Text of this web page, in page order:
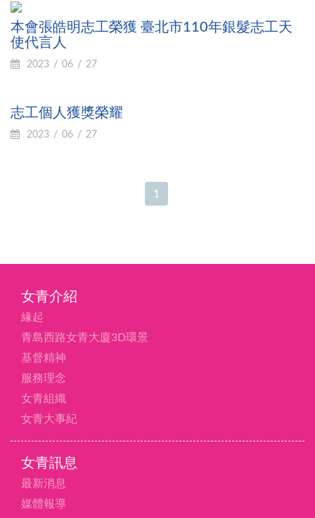
本會張皓明志工榮獲 臺北市110年銀髮志工天
使代言人
2023 06 27
志工個人獲獎榮耀
2023 06 27
1
女青介紹
緣起
青島西路女青大廈3D環景
基督精神
服務理念
女青組織
女青大事紀
女青訊息
最新消息
媒體報導